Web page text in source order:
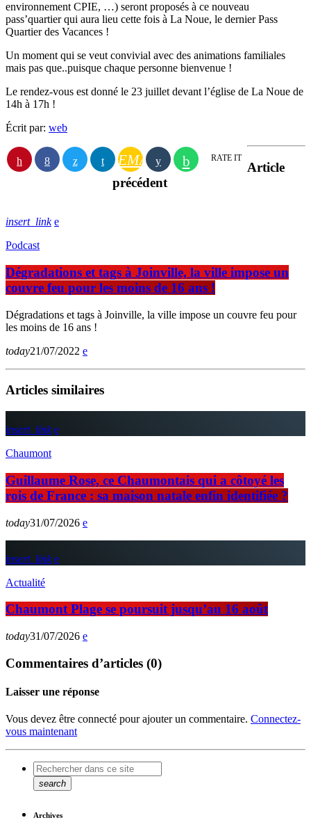
environnement CPIE, …) seront proposés à ce nouveau
pass’quartier qui aura lieu cette fois à La Noue, le dernier Pass
Quartier des Vacances !
Un moment qui se veut convivial avec des animations familiales
mais pas que..puisque chaque personne bienvenue !
Le rendez-vous est donné le 23 juillet devant l’église de La Noue de
14h à 17h !
Écrit par: web
EMAIL RATE IT
Article
précédent
insert_link
Podcast
Dégradations et tags à Joinville, la ville impose un
couvre feu pour les moins de 16 ans !
Dégradations et tags à Joinville, la ville impose un couvre feu pour
les moins de 16 ans !
today21/07/2022
Articles similaires
insert_link
Chaumont
Guillaume Rose, ce Chaumontais qui a côtoyé les
rois de France : sa maison natale enfin identifiée ?
today31/07/2026
insert_link
Actualité
Chaumont Plage se poursuit jusqu’au 16 août
today31/07/2026
Commentaires d’articles (0)
Laisser une réponse
Vous devez être connecté pour ajouter un commentaire. Connectez-
vous maintenant
search
Archives